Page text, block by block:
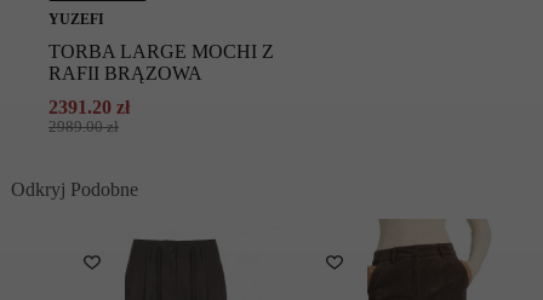
YUZEFI
TORBA LARGE MOCHI Z
RAFII BRĄZOWA
2989.00zł
Pierwotna
2989.00 zł.
2391.20 zł
Aktualna
2391.20 zł.
Odkryj Podobne